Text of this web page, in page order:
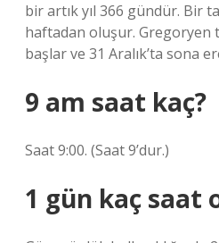
bir artık yıl 366 gündür. Bir
haftadan oluşur. Gregoryen
başlar ve 31 Aralık’ta sona
9 am saat kaç?
Saat 9:00. (Saat 9’dur.)
1 gün kaç saat